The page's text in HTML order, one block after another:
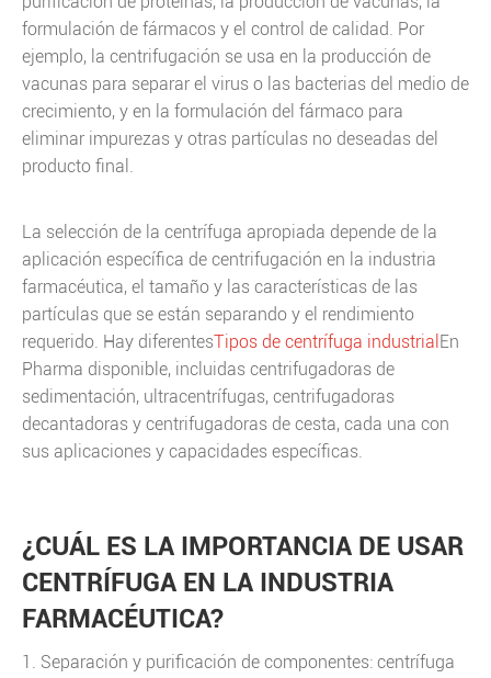
formulación de fármacos y el control de calidad. Por
ejemplo, la centrifugación se usa en la producción de
vacunas para separar el virus o las bacterias del medio de
crecimiento, y en la formulación del fármaco para
eliminar impurezas y otras partículas no deseadas del
producto final.
La selección de la centrífuga apropiada depende de la
aplicación específica de centrifugación en la industria
farmacéutica, el tamaño y las características de las
partículas que se están separando y el rendimiento
requerido. Hay diferentesTipos de centrífuga industrial En
Pharma disponible, incluidas centrifugadoras de
sedimentación, ultracentrífugas, centrifugadoras
decantadoras y centrifugadoras de cesta, cada una con
sus aplicaciones y capacidades específicas.
¿CUÁL ES LA IMPORTANCIA DE USAR
CENTRÍFUGA EN LA INDUSTRIA
FARMACÉUTICA?
1. Separación y purificación de componentes: centrífuga